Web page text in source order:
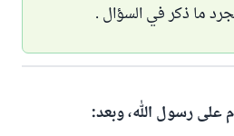
ما ذكر في السؤال .
على رسول الله، وبعد: